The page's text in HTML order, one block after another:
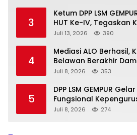
3
Ketum DPP LSM
HUT Ke-IV, Tegaskan
Mitra Pemerintah dan
Juli 13, 2026 390
4
Mediasi ALO Berhasil,
Belawan Berakhir
Juli 8, 2026 353
5
DPP LSM GEMPUR
Fungsional
Juli 8, 2026 274